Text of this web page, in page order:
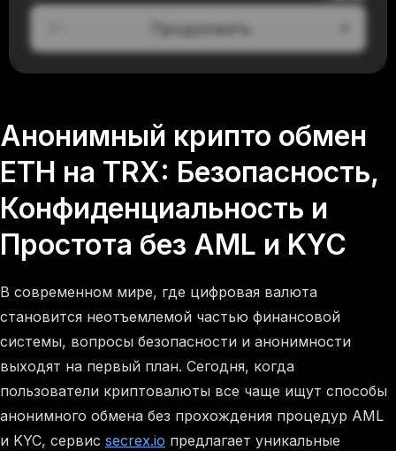
Продолжить
Анонимный крипто обмен
ETH на TRX: Безопасность,
Конфиденциальность и
Простота без AML и KYC
В современном мире, где цифровая валюта
становится неотъемлемой частью финансовой
системы, вопросы безопасности и анонимности
выходят на первый план. Сегодня, когда
пользователи криптовалюты все чаще ищут способы
анонимного обмена без прохождения процедур AML
и KYC, сервис secrex.io предлагает уникальные